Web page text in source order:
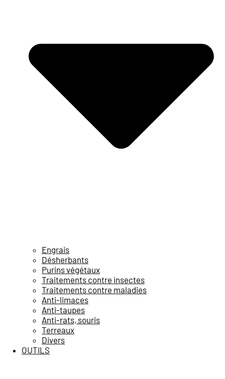
Engrais
Désherbants
Purins végétaux
Traitements contre insectes
Traitements contre maladies
Anti-limaces
Anti-taupes
Anti-rats, souris
Terreaux
Divers
OUTILS